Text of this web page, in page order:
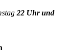
22 Uhr und